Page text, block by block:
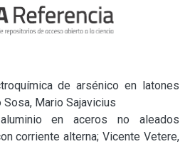
de arsénico en latones
Mario Sajavicius
en aceros no aleados
corriente alterna; Vicente Vetere,